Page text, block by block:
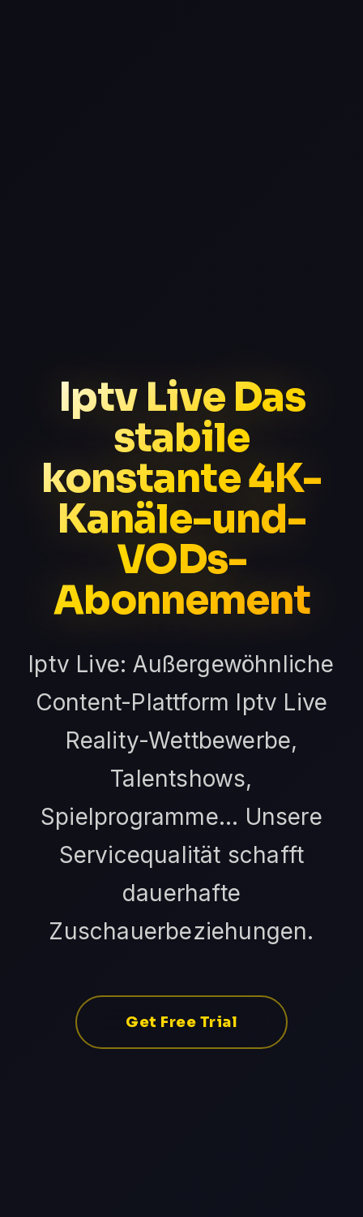
Iptv Live Das
stabile
konstante 4K-
Kanäle-und-
VODs-
Abonnement
Iptv Live: Außergewöhnliche
Content-Plattform Iptv Live
Reality-Wettbewerbe,
Talentshows,
Spielprogramme... Unsere
Servicequalität schafft
dauerhafte
Zuschauerbeziehungen.
Get Free Trial